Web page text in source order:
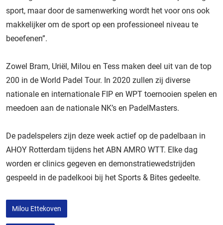
sport, maar door de samenwerking wordt het voor ons ook
makkelijker om de sport op een professioneel niveau te
beoefenen”.
Zowel Bram, Uriël, Milou en Tess maken deel uit van de top
200 in de World Padel Tour. In 2020 zullen zij diverse
nationale en internationale FIP en WPT toernooien spelen en
meedoen aan de nationale NK’s en PadelMasters.
De padelspelers zijn deze week actief op de padelbaan in
AHOY Rotterdam tijdens het ABN AMRO WTT. Elke dag
worden er clinics gegeven en demonstratiewedstrijden
gespeeld in de padelkooi bij het Sports & Bites gedeelte.
Milou Ettekoven